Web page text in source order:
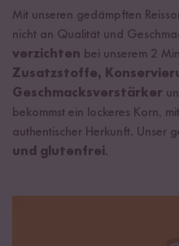
Mit unseren gedämpften
nicht an Qualität und
verzichten bei unserem 2
Zusatzstoffe,
Geschmacksverstärker
bekommst ein lockeres Korn,
authentischer Herkunft. Unser
und glutenfrei.